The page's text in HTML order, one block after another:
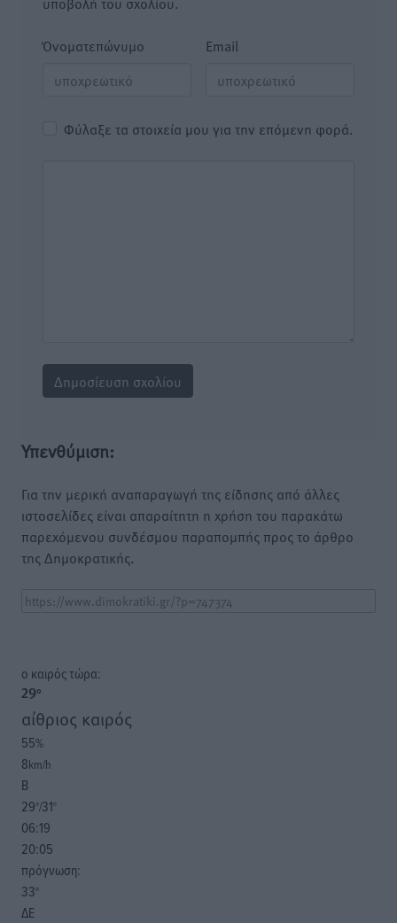
Όνοματεπώνυμο Email
Φύλαξε τα στοιχεία μου για την επόμενη φορά.
Υπενθύμιση:
Για την μερική αναπαραγωγή της είδησης από άλλες
ιστοσελίδες είναι απαραίτητη η χρήση του παρακάτω
παρεχόμενου συνδέσμου παραπομπής προς το άρθρο
της Δημοκρατικής.
o καιρός τώρα:
29°
αίθριος καιρός
55%
8km/h
Β
29°/31°
06:19
20:05
πρόγνωση:
33°
ΔΕ